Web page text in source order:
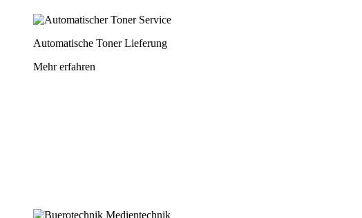
Automatische Toner Lieferung
Mehr erfahren